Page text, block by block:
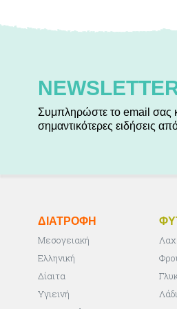
Συμπληρώστε το email σας
σημαντικότερες ειδήσεις
ΔΙΑΤΡΟΦΗ
Μεσογειακή
Ελληνική
Δίαιτα
Υγιεινή
Λάδι